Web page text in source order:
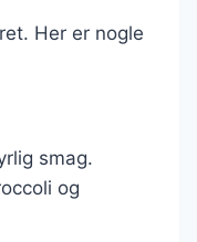
Her er nogle
smag.
og